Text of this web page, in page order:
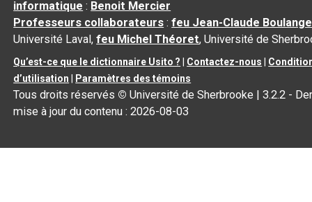
informatique : Benoit Mercier
Professeurs collaborateurs :feu Jean-Claude
Université Laval,feu Michel Théoret, Université de
Qu’est-ce que le dictionnaire Usito ? Contactez-nous
d’utilisation
Paramètres des témoins
Tous droits réservés © Université de Sherbrooke |3.2.2 -
mise à jour du contenu :2026-08-03